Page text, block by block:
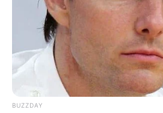
Bikin Ngakak, 10 Potret
Cosplay Murah Pakai Bahan
Seadanya
BUZZDAY